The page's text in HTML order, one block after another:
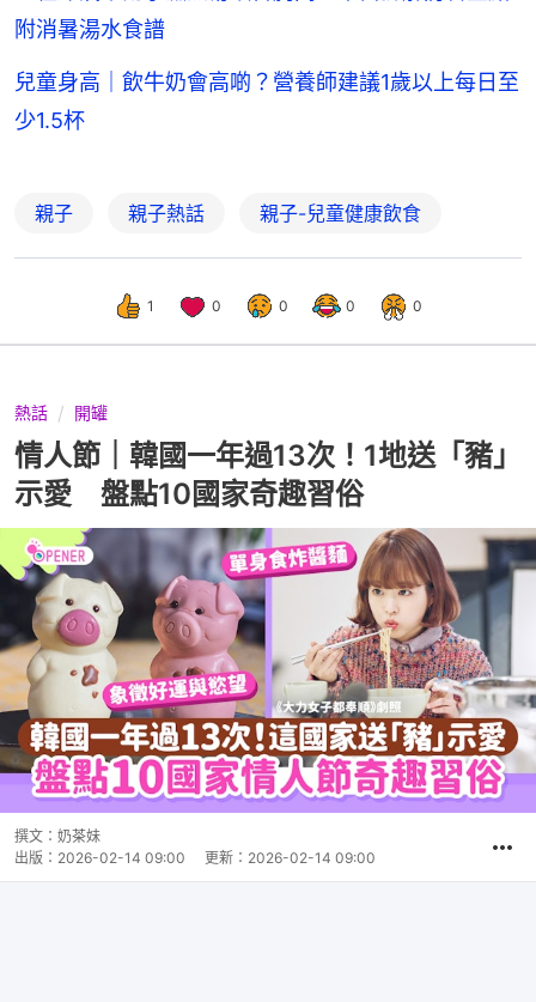
附消暑湯水食譜
兒童身高｜飲牛奶會高啲？營養師建議1歲以上每日至
少1.5杯
親子 親子熱話 親子-兒童健康飲食
1 0 0 0 0
熱話 開罐
情人節｜韓國一年過13次！1地送「豬」
示愛 盤點10國家奇趣習俗
撰文： 奶茶妹
出版： 2026-02-14 09:00 更新： 2026-02-14 09:00